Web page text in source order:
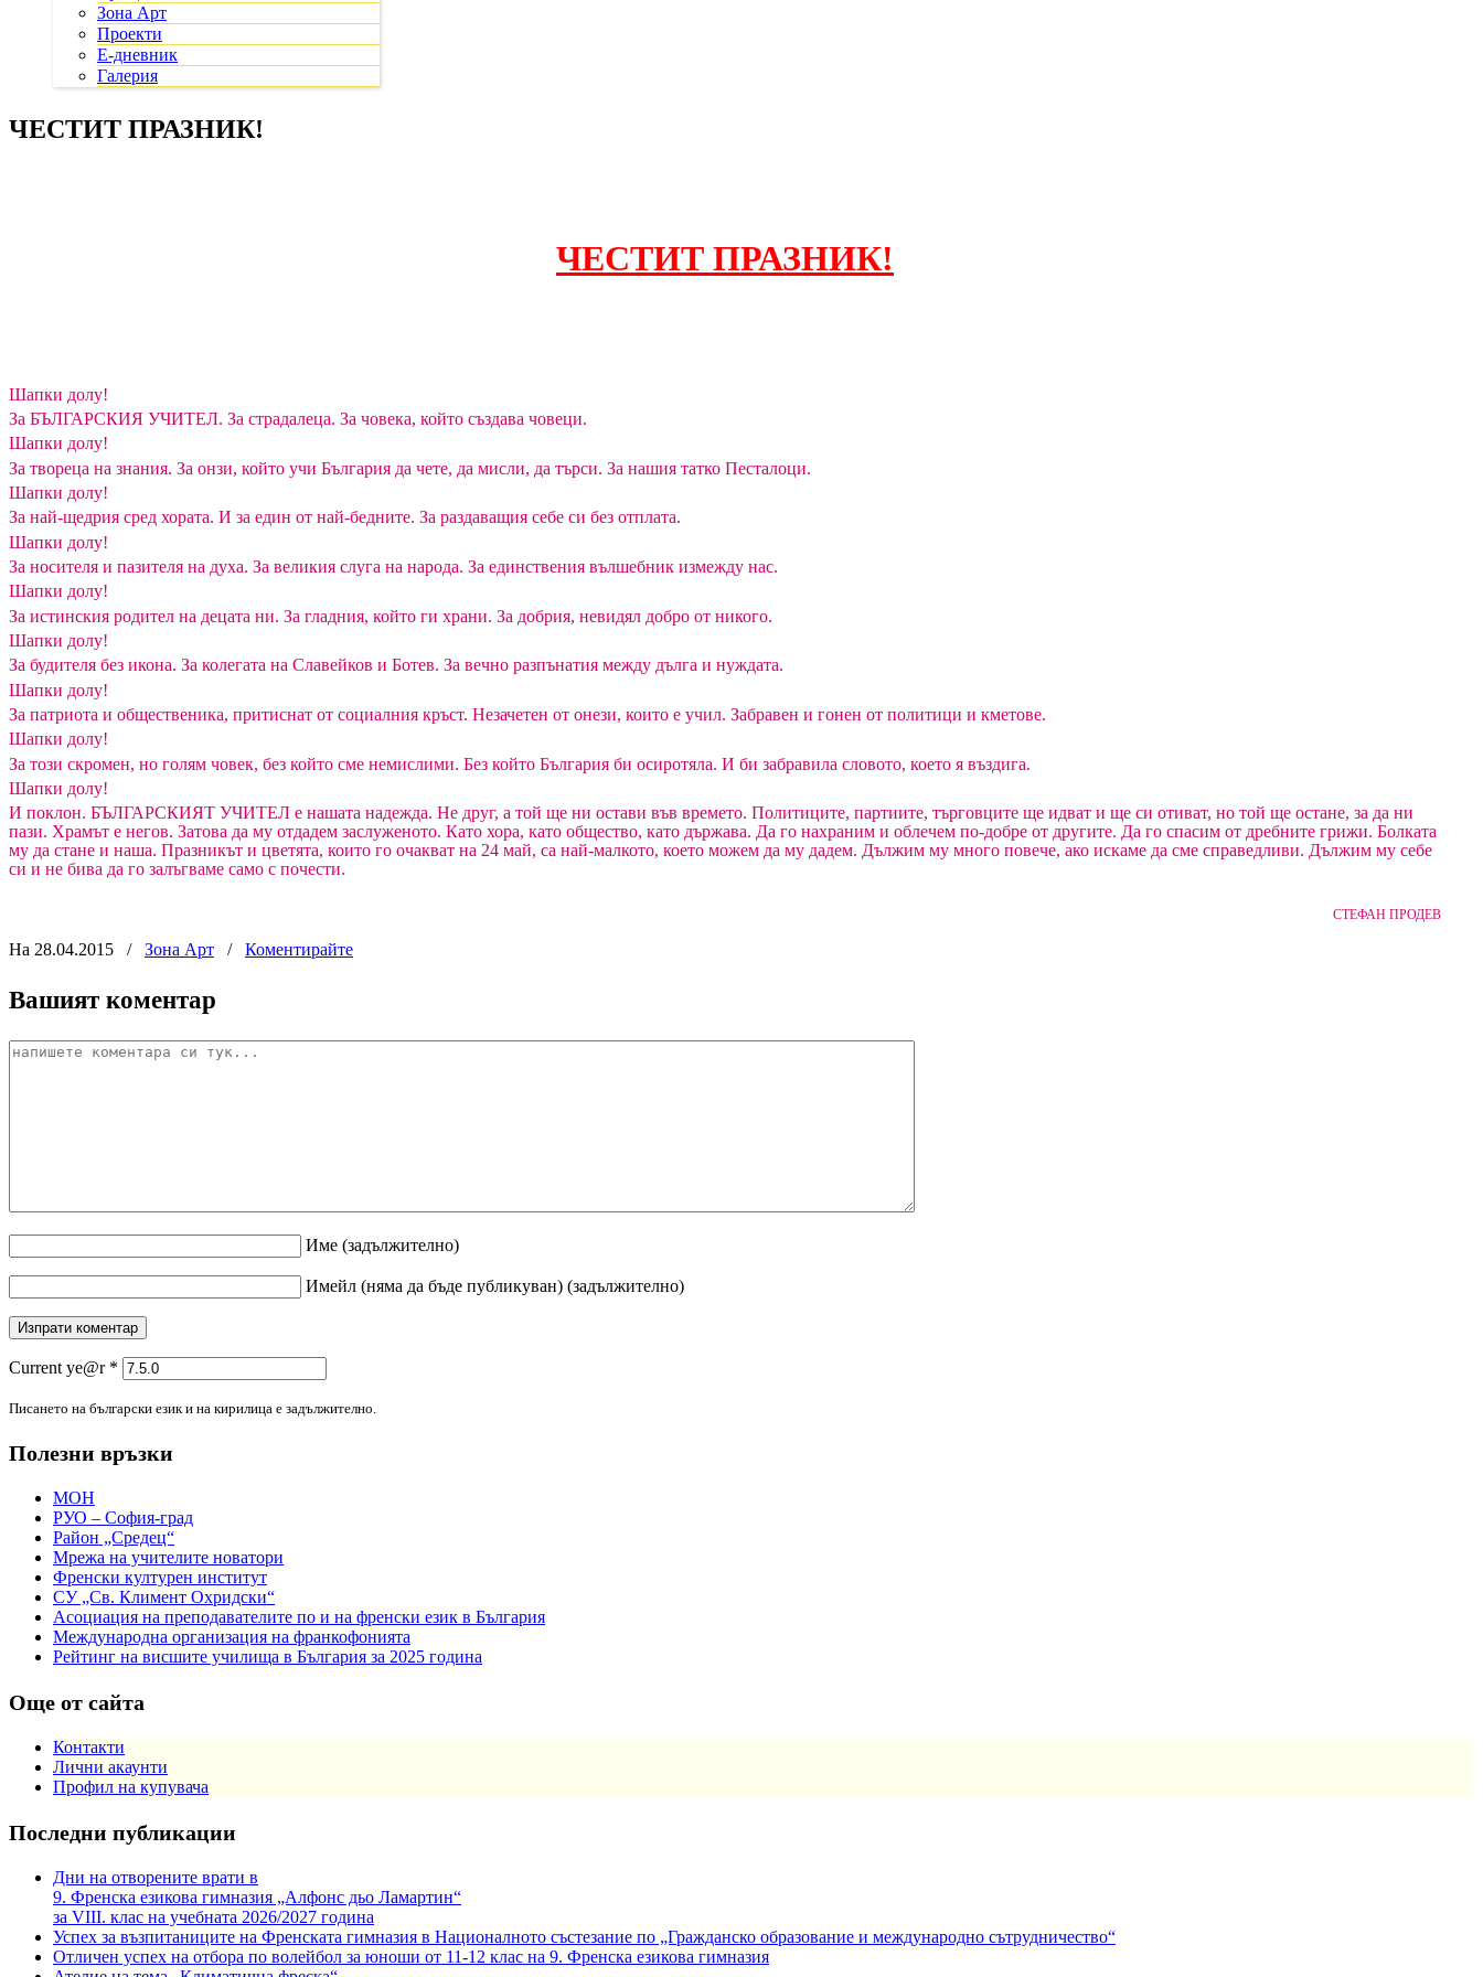
Зона Арт
Проекти
Е-дневник
Галерия
ЧЕСТИТ ПРАЗНИК!
ЧЕСТИТ ПРАЗНИК!
Шапки долу!
За БЪЛГАРСКИЯ УЧИТЕЛ. За страдалеца. За човека, който създава човеци.
Шапки долу!
За твореца на знания. За онзи, който учи България да чете, да мисли, да търси. За нашия татко Песталоци.
Шапки долу!
За най-щедрия сред хората. И за един от най-бедните. За раздаващия себе си без отплата.
Шапки долу!
За носителя и пазителя на духа. За великия слуга на народа. За единствения вълшебник измежду нас.
Шапки долу!
За истинския родител на децата ни. За гладния, който ги храни. За добрия, невидял добро от никого.
Шапки долу!
За будителя без икона. За колегата на Славейков и Ботев. За вечно разпънатия между дълга и нуждата.
Шапки долу!
За патриота и общественика, притиснат от социалния кръст. Незачетен от онези, които е учил. Забравен и гонен от политици и кметове.
Шапки долу!
За този скромен, но голям човек, без който сме немислими. Без който България би осиротяла. И би забравила словото, което я въздига.
Шапки долу!
И поклон. БЪЛГАРСКИЯТ УЧИТЕЛ е нашата надежда. Не друг, а той ще ни остави във времето. Политиците, партиите, търговците ще идват и ще си отиват, но той ще остане, за да ни
пази. Храмът е негов. Затова да му отдадем заслуженото. Като хора, като общество, като държава. Да го нахраним и облечем по-добре от другите. Да го спасим от дребните грижи. Болката
му да стане и наша. Празникът и цветята, които го очакват на 24 май, са най-малкото, което можем да му дадем. Дължим му много повече, ако искаме да сме справедливи. Дължим му себе
си и не бива да го залъгваме само с почести.
СТЕФАН ПРОДЕВ
На 28.04.2015 / Зона Арт / Коментирайте
Вашият коментар
Име (задължително)
Имейл (няма да бъде публикуван) (задължително)
Current ye@r *
Писането на български език и на кирилица е задължително.
Полезни връзки
МОН
РУО – София-град
Район „Средец“
Мрежа на учителите новатори
Френски културен институт
СУ „Св. Климент Охридски“
Асоциация на преподавателите по и на френски език в България
Международна организация на франкофонията
Рейтинг на висшите училища в България за 2025 година
Още от сайта
Контакти
Лични акаунти
Профил на купувача
Последни публикации
Дни на отворените врати в
9. Френска езикова гимназия „Алфонс дьо Ламартин“
за VIII. клас на учебната 2026/2027 година
Успех за възпитаниците на Френската гимназия в Националното състезание по „Гражданско образование и международно сътрудничество“
Отличен успех на отбора по волейбол за юноши от 11-12 клас на 9. Френска езикова гимназия